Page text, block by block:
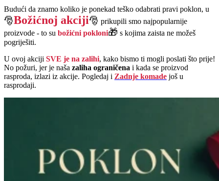
Budući da znamo koliko je ponekad teško odabrati pravi poklon, u
🎅Božićnoj akciji🎅 prikupili smo najpopularnije
proizvode - to su božićni pokloni🎁 s kojima zaista ne možeš
pogriješiti.
U ovoj akciji SVE je na zalihi, kako bismo ti mogli poslati što prije!
No požuri, jer je naša zaliha ograničena i kada se proizvod
rasproda, izlazi iz akcije. Pogledaj i Zadnje komade još u
rasprodaji.